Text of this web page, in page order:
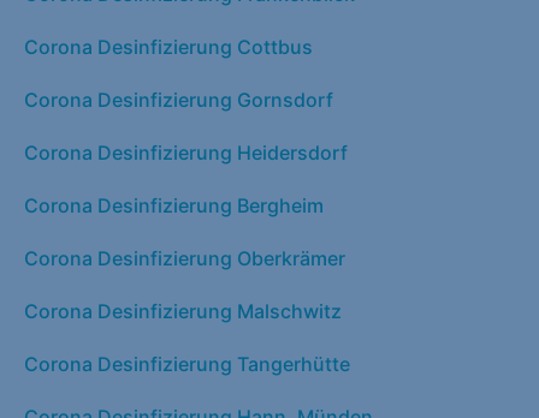
Corona Desinfizierung Cottbus
Corona Desinfizierung Gornsdorf
Corona Desinfizierung Heidersdorf
Corona Desinfizierung Bergheim
Corona Desinfizierung Oberkrämer
Corona Desinfizierung Malschwitz
Corona Desinfizierung Tangerhütte